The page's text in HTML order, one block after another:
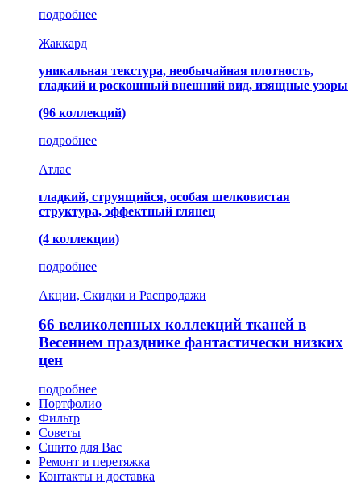
подробнее
Жаккард
уникальная текстура, необычайная плотность,
гладкий и роскошный внешний вид, изящные узоры
(96 коллекций)
подробнее
Атлас
гладкий, струящийся, особая шелковистая
структура, эффектный глянец
(4 коллекции)
подробнее
Акции, Скидки и Распродажи
66 великолепных коллекций тканей в
Весеннем празднике фантастически низких
цен
подробнее
Портфолио
Фильтр
Советы
Сшито для Вас
Ремонт и перетяжка
Контакты и доставка